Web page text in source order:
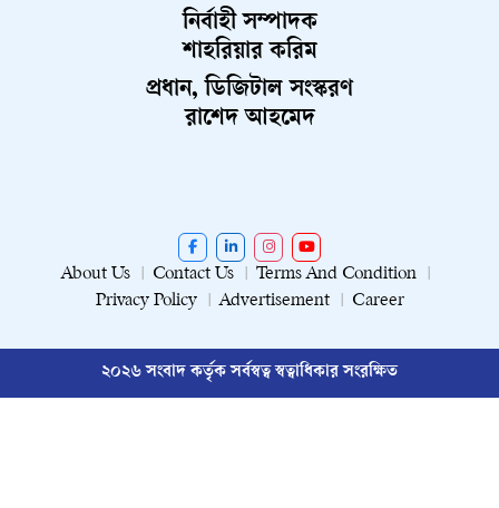
নির্বাহী সম্পাদক
শাহরিয়ার করিম
প্রধান, ডিজিটাল সংস্করণ
রাশেদ আহমেদ
About Us Contact Us
Terms And Condition
Privacy Policy
Advertisement Career
২০২৬ সংবাদ কর্তৃক সর্বস্বত্ব স্বত্বাধিকার সংরক্ষিত